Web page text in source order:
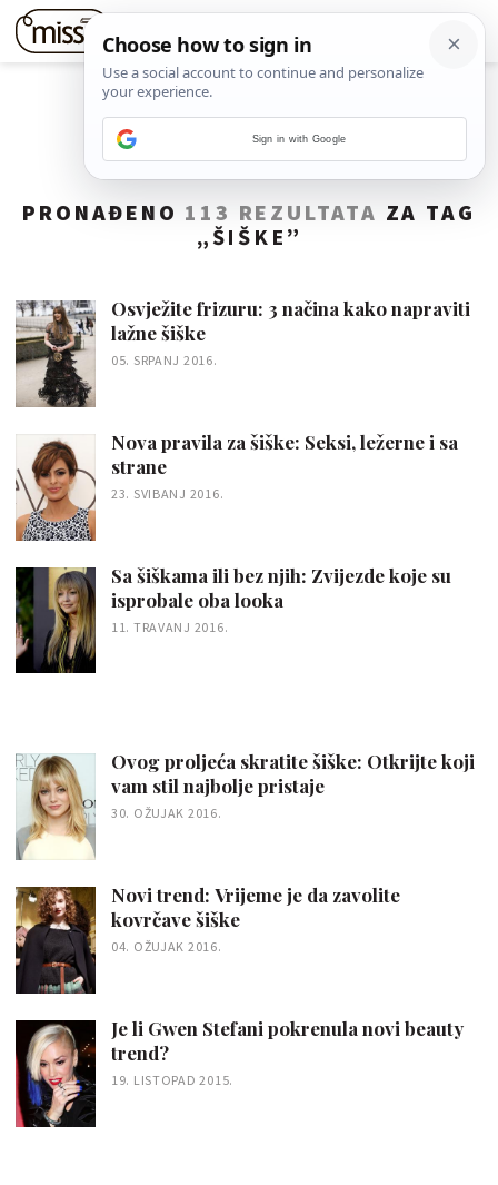
PRONAĐENO 113 REZULTATA ZA TAG
„ ŠIŠKE ”
Osvježite frizuru: 3 načina kako napraviti
lažne šiške
05. SRPANJ 2016.
Nova pravila za šiške: Seksi, ležerne i sa
strane
23. SVIBANJ 2016.
Sa šiškama ili bez njih: Zvijezde koje su
isprobale oba looka
11. TRAVANJ 2016.
Ovog proljeća skratite šiške: Otkrijte koji
vam stil najbolje pristaje
30. OŽUJAK 2016.
Novi trend: Vrijeme je da zavolite
kovrčave šiške
04. OŽUJAK 2016.
Je li Gwen Stefani pokrenula novi beauty
trend?
19. LISTOPAD 2015.
Sign in with Google